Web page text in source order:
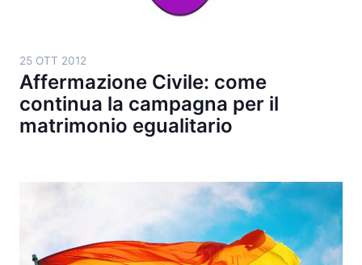
25 OTT 2012
Affermazione Civile: come
continua la campagna per il
matrimonio egualitario